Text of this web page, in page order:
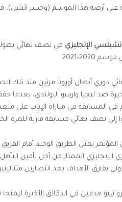
على أرضه هذا الموسم (وخسر
تشيلسي الإنجليزي في نصف نهائي بطولة
2021.
دوري أبطال أوروبا مرتين منذ تلك
إلى نصف نهائي مسابقة قارية للمرة
يمثل الطريق الوحيد أمام
الممتاز من أجل تأمين
بفارق الأهداف بعد انتصارين